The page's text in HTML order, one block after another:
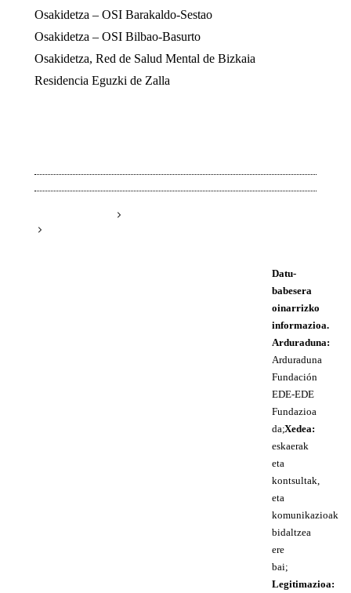
Osakidetza – OSI Barakaldo-Sestao
Osakidetza – OSI Bilbao-Basurto
Osakidetza, Red de Salud Mental de Bizkaia
Residencia Eguzki de Zalla
Datu-
babesera
oinarrizko
informazioa.
Arduraduna:
Arduraduna
Fundación
EDE-EDE
Fundazioa
da;Xedea:
eskaerak
eta
kontsultak,
eta
komunikazioak
bidaltzea
ere
bai;
Legitimazioa: